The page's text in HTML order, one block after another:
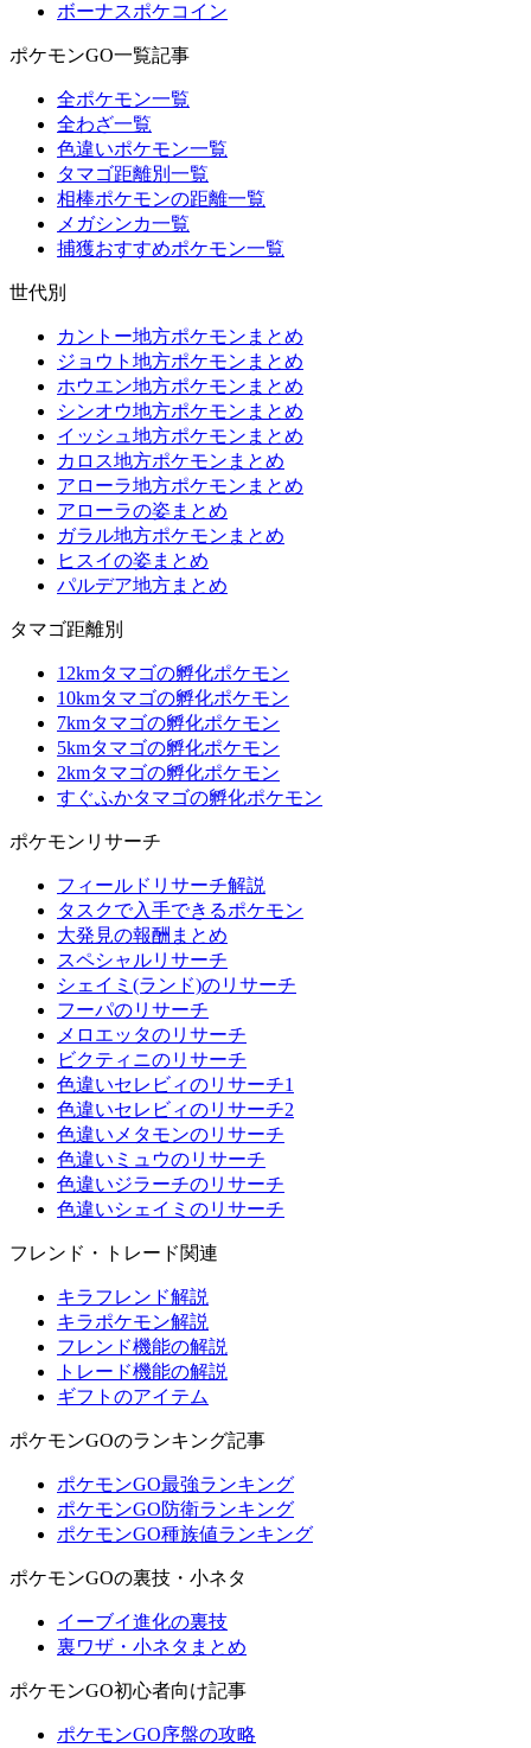
ボーナスポケコイン
ポケモンGO一覧記事
全ポケモン一覧
全わざ一覧
色違いポケモン一覧
タマゴ距離別一覧
相棒ポケモンの距離一覧
メガシンカ一覧
捕獲おすすめポケモン一覧
世代別
カントー地方ポケモンまとめ
ジョウト地方ポケモンまとめ
ホウエン地方ポケモンまとめ
シンオウ地方ポケモンまとめ
イッシュ地方ポケモンまとめ
カロス地方ポケモンまとめ
アローラ地方ポケモンまとめ
アローラの姿まとめ
ガラル地方ポケモンまとめ
ヒスイの姿まとめ
パルデア地方まとめ
タマゴ距離別
12kmタマゴの孵化ポケモン
10kmタマゴの孵化ポケモン
7kmタマゴの孵化ポケモン
5kmタマゴの孵化ポケモン
2kmタマゴの孵化ポケモン
すぐふかタマゴの孵化ポケモン
ポケモンリサーチ
フィールドリサーチ解説
タスクで入手できるポケモン
大発見の報酬まとめ
スペシャルリサーチ
シェイミ(ランド)のリサーチ
フーパのリサーチ
メロエッタのリサーチ
ビクティニのリサーチ
色違いセレビィのリサーチ1
色違いセレビィのリサーチ2
色違いメタモンのリサーチ
色違いミュウのリサーチ
色違いジラーチのリサーチ
色違いシェイミのリサーチ
フレンド・トレード関連
キラフレンド解説
キラポケモン解説
フレンド機能の解説
トレード機能の解説
ギフトのアイテム
ポケモンGOのランキング記事
ポケモンGO最強ランキング
ポケモンGO防衛ランキング
ポケモンGO種族値ランキング
ポケモンGOの裏技・小ネタ
イーブイ進化の裏技
裏ワザ・小ネタまとめ
ポケモンGO初心者向け記事
ポケモンGO序盤の攻略